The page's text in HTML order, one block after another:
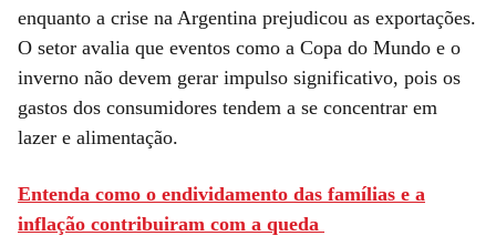
enquanto a crise na Argentina prejudicou as exportações.
O setor avalia que eventos como a Copa do Mundo e o
inverno não devem gerar impulso significativo, pois os
gastos dos consumidores tendem a se concentrar em
lazer e alimentação.
Entenda como o endividamento das famílias e a
inflação contribuiram com a queda